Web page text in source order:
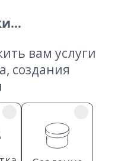
вам услуги
создания